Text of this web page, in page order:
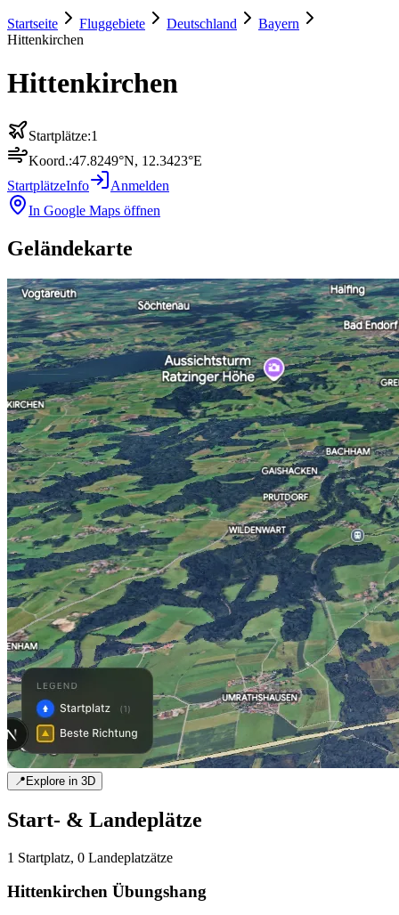
Startseite Fluggebiete Deutschland
Bayern
Hittenkirchen
Hittenkirchen
Startplätze:1
Koord.:47.8249°N, 12.3423°E
StartplätzeInfo
Anmelden
In Google Maps öffnen
Geländekarte
📍Explore in 3D
Start- & Landeplätze
1 Startplatz, 0 Landeplatzätze
Hittenkirchen Übungshang